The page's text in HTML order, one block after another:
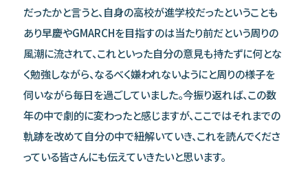
だったかと言うと、自身の高校が進学校だったということも
あり早慶やGMARCHを目指すのは当たり前だという周りの
風潮に流されて、これといった自分の意見も持たずに何とな
く勉強しながら、なるべく嫌われないようにと周りの様子を
伺いながら毎日を過ごしていました。今振り返れば、この数
年の中で劇的に変わったと感じますが、ここではそれまでの
軌跡を改めて自分の中で紐解いていき、これを読んでくださ
っている皆さんにも伝えていきたいと思います。